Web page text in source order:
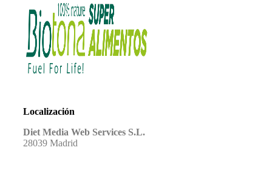
Localización
Diet Media Web Services S.L.
28039 Madrid